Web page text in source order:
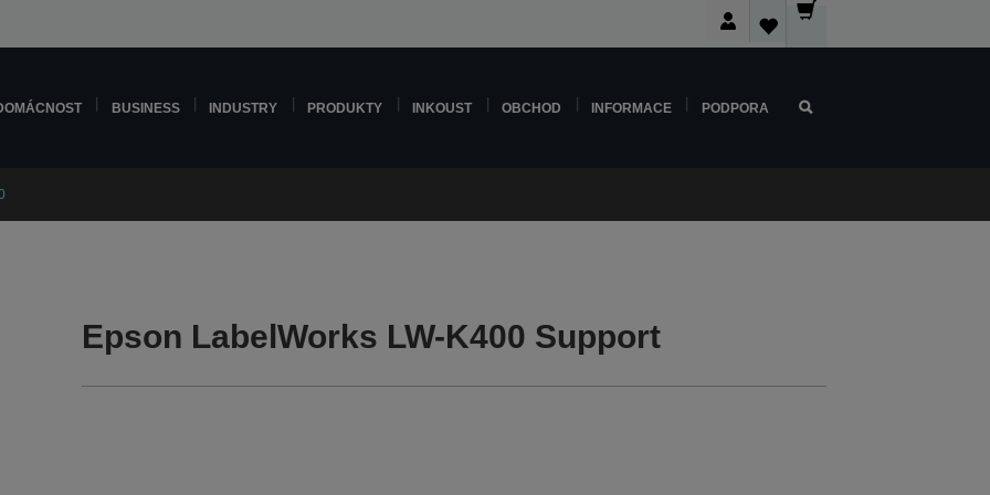
BUSINESS INDUSTRY PRODUKTY INKOUST OBCHOD INFORMACE PODPORA
Epson LabelWorks LW-K400 Support